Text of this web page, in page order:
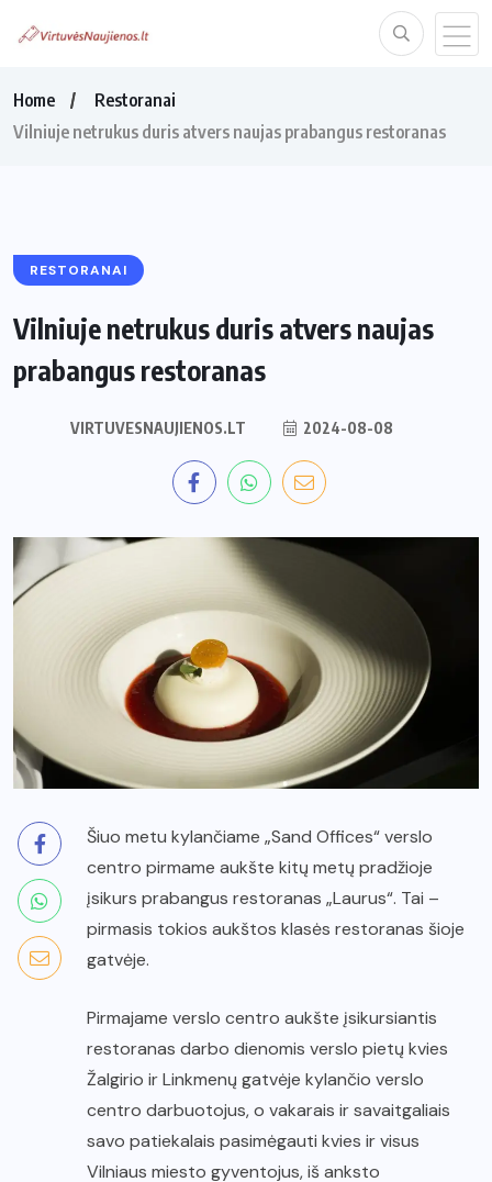
Home
Restoranai
Vilniuje netrukus duris atvers naujas prabangus restoranas
RESTORANAI
Vilniuje netrukus duris atvers naujas
prabangus restoranas
VIRTUVESNAUJIENOS.LT 2024-08-08
Šiuo metu kylančiame „Sand Offices“ verslo
centro pirmame aukšte kitų metų pradžioje
įsikurs prabangus restoranas „Laurus“. Tai –
pirmasis tokios aukštos klasės restoranas šioje
gatvėje.
Pirmajame verslo centro aukšte įsikursiantis
restoranas darbo dienomis verslo pietų kvies
Žalgirio ir Linkmenų gatvėje kylančio verslo
centro darbuotojus, o vakarais ir savaitgaliais
savo patiekalais pasimėgauti kvies ir visus
Vilniaus miesto gyventojus, iš anksto